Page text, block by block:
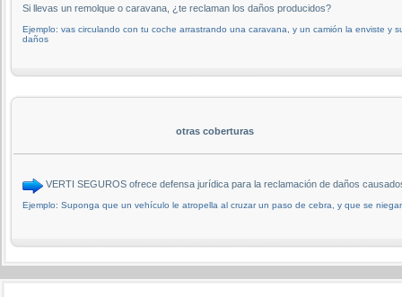
Si llevas un remolque o caravana, ¿te reclaman los daños producidos?
Ejemplo: vas circulando con tu coche arrastrando una caravana, y un camión la enviste y
daños
otras coberturas
VERTI SEGUROS ofrece defensa jurídica para la reclamación de daños
Ejemplo: Suponga que un vehículo le atropella al cruzar un paso de cebra, y que se